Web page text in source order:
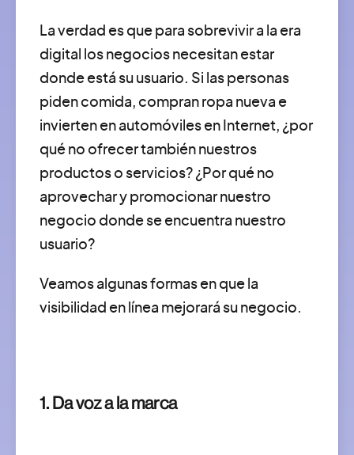
La verdad es que para sobrevivir a la era
digital los negocios necesitan estar
donde está su usuario. Si las personas
piden comida, compran ropa nueva e
invierten en automóviles en Internet, ¿por
qué no ofrecer también nuestros
productos o servicios? ¿Por qué no
aprovechar y promocionar nuestro
negocio donde se encuentra nuestro
usuario?
Veamos algunas formas en que la
visibilidad en línea mejorará su negocio.
1. Da voz a la marca